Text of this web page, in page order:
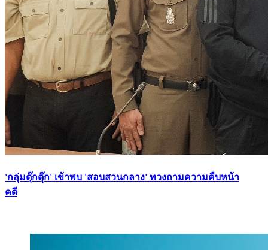
'กลุ่มตุ๊กตุ๊ก' เข้าพบ 'สอบสวนกลาง' ทวงถามความคืบหน้า
คดี